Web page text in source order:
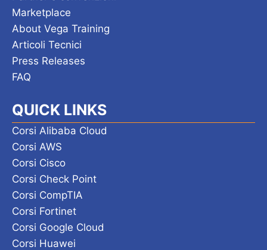
Marketplace
About Vega Training
Articoli Tecnici
Press Releases
FAQ
QUICK LINKS
Corsi Alibaba Cloud
Corsi AWS
Corsi Cisco
Corsi Check Point
Corsi CompTIA
Corsi Fortinet
Corsi Google Cloud
Corsi Huawei